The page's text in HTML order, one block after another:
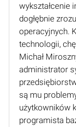
wykształcenie
dogłębnie
operacyjnych.
technologii,
Michał
administrator
są mu
użytkowników
programista